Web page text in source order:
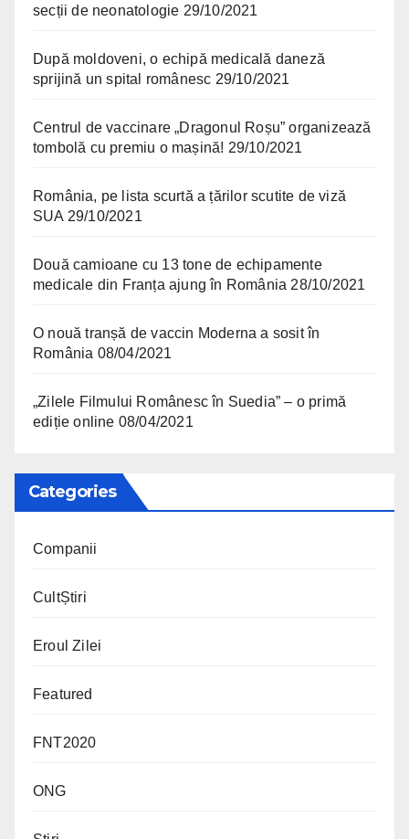
secții de neonatologie 29/10/2021
După moldoveni, o echipă medicală daneză
sprijină un spital românesc 29/10/2021
Centrul de vaccinare „Dragonul Roșu” organizează
tombolă cu premiu o mașină! 29/10/2021
România, pe lista scurtă a țărilor scutite de viză
SUA 29/10/2021
Două camioane cu 13 tone de echipamente
medicale din Franța ajung în România 28/10/2021
O nouă tranșă de vaccin Moderna a sosit în
România 08/04/2021
„Zilele Filmului Românesc în Suedia” – o primă
ediție online 08/04/2021
Categories
Companii
CultȘtiri
Eroul Zilei
Featured
FNT2020
ONG